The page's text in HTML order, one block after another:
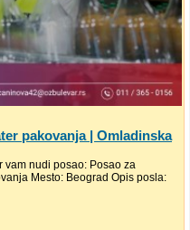
pakovanja | Omladinska
vam nudi posao: Posao za
Mesto: Beograd Opis posla: